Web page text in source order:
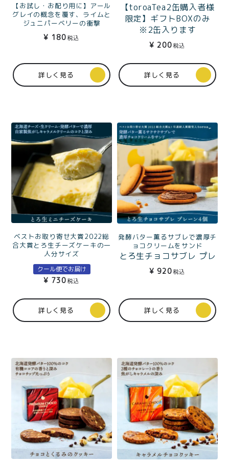
【お試し・お配り用に】アール
グレイの概念を覆す、ライムと
ジュニパーベリーの衝撃
紅茶toroaTeaジンライム
（アールグレイ）個包装1
¥ 180税込
詳しく見る
【toroaTea2缶購入者様
限定】ギフトBOXのみ
※2缶入ります
¥ 200税込
詳しく見る
ベストお取り寄せ大賞2022総
合大賞とろ生チーズケーキの一
人分サイズ
とろ生ミニチーズケーキ
クール便でお届け
¥ 730税込
詳しく見る
発酵バター薫るサブレで濃厚チ
ョコクリームをサンド
とろ生チョコサブレ プレ
ーン4個入
¥ 920税込
詳しく見る